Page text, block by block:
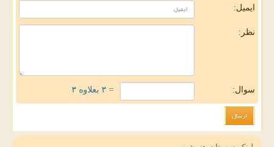
ایمیل:
نظر:
سوال: = ۳ بعلاوه ۳